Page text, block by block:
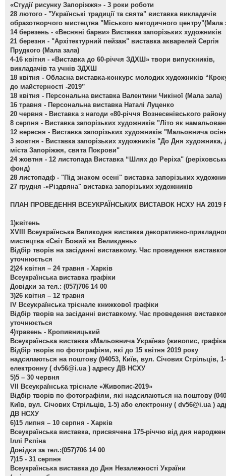
«Студії рисунку Запоріжжя» - 3 роки роботи
28 лютого - "Українські традиції та свята" виставка викладачів
образотворчого мистецтва "Міського методичного центру"(Мала
14 березень - «Весняні барви» Виставка запорізьких художників
21 березня - "Архітектурний пейзаж" виставка акварелей Сергія
Прудкого (Мала зала)
4-16 квітня - «Виставка до 60-річчя ЗДХШ» твори випускників,
викладачів та учнів ЗДХШ
18 квітня - Обласна виставка-конкурс молодих художників
до майстерності -2019”
18 квітня - Персональна виставка Валентини Чикіної (Мала зала)
16 травня - Персональна виставка Наталі Луценко
20 червня - Виставка з нагоди «80-річчя Вознесенівського
8 серпня - Виставка запорізьких художників "Літо як
12 вересня - Виставка запорізьких художників "Мальовнича
3 жовтня - Виставка запорізьких художників "До Дня художника,
міста Запоріжжя, свята Покрови"
24 жовтня - 12 листопада Виставка “Шлях до Реріха"
фонд)
28 листопадф - "Під знаком осені" виставка запорізьких
27 грудня -«Різдвяна" виставка запорізьких художників
ПЛАН ПРОВЕДЕННЯ ВСЕУКРАЇНСЬКИХ ВИСТАВОК НСХУ НА 2019
1)квітень
ХVІІІ Всеукраїнська Великодня виставка декоративно-
мистецтва «Світ Божий як Великдень»
Відбір творів на засіданні виставкому. Час проведення
уточнюється
2)24 квітня – 24 травня - Харків
Всеукраїнська виставка графіки
Довідки за тел.: (057)706 14 00
3)26 квітня – 12 травня
ІV Всеукраїнська трієнале книжкової графіки
Відбір творів на засіданні виставкому. Час проведення
уточнюється
4)травень - Кропивницький
Всеукраїнська виставка «Мальовнича Україна» (живопис,
Відбір творів по фотографіям, які до 15 квітня 2019 року
надсилаються на поштову (04053, Київ, вул. Січових Стрільців,
електронну ( dv56@i.ua ) адресу ДВ НСХУ
5)5 – 30 червня
VІІ Всеукраїнська трієнале «Живопис-2019»
Відбір творів по фотографіям, які надсилаються на поштову
Київ, вул. Січових Стрільців, 1-5) або електронну ( dv56@i.ua )
ДВ НСХУ
6)15 липня – 10 серпня - Харків
Всеукраїнська виставка, присвячена 175-річчю від дня
Іллі Рєпіна
Довідки за тел.:(057)706 14 00
7)15 - 31 серпня
Всеукраїнська виставка до Дня Незалежності України